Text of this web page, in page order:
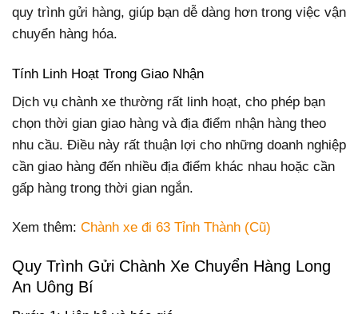
quy trình gửi hàng, giúp bạn dễ dàng hơn trong việc vận
chuyển hàng hóa.
Tính Linh Hoạt Trong Giao Nhận
Dịch vụ chành xe thường rất linh hoạt, cho phép bạn
chọn thời gian giao hàng và địa điểm nhận hàng theo
nhu cầu. Điều này rất thuận lợi cho những doanh nghiệp
cần giao hàng đến nhiều địa điểm khác nhau hoặc cần
gấp hàng trong thời gian ngắn.
Xem thêm: Chành xe đi 63 Tỉnh Thành (Cũ)
Quy Trình Gửi Chành Xe Chuyển Hàng Long
An Uông Bí